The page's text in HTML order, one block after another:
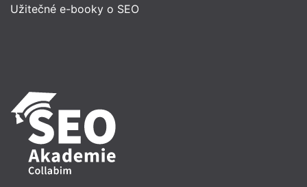
Užitečné e-booky o SEO